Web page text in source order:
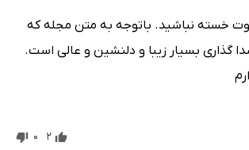
خسته نباشید. باتوجه به متن مجله که
گذاری بسیار زیبا و دلنشین و عالی است.
2
0